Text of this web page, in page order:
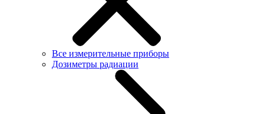
Все измерительные приборы
Дозиметры радиации